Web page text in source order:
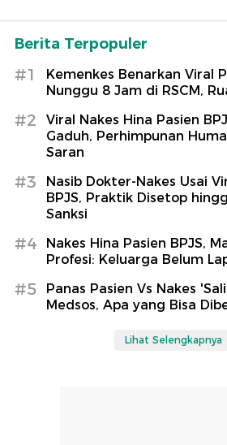
Berita Terpopuler
#1
Kemenkes Benarkan Viral
Nunggu 8 Jam di RSCM,
#2
Viral Nakes Hina Pasien
Gaduh, Perhimpunan
Saran
#3
Nasib Dokter-Nakes Usai
BPJS, Praktik Disetop
Sanksi
#4
Nakes Hina Pasien BPJS,
Profesi: Keluarga Belum
#5
Panas Pasien Vs Nakes
Medsos, Apa yang Bisa
Lihat Selengkapnya